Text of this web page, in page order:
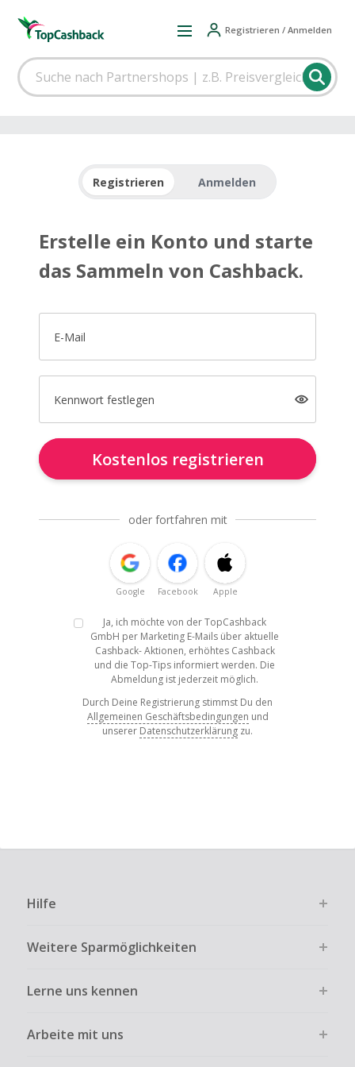
Registrieren / Anmelden
Registrieren Anmelden
Erstelle ein Konto und starte
das Sammeln von Cashback.
E-Mail
Kennwort festlegen
Kostenlos registrieren
oder fortfahren mit
Google Facebook Apple
Ja, ich möchte von der TopCashback
GmbH per Marketing E-Mails über aktuelle
Cashback- Aktionen, erhöhtes Cashback
und die Top-Tips informiert werden. Die
Abmeldung ist jederzeit möglich.
Durch Deine Registrierung stimmst Du den
Allgemeinen Geschäftsbedingungen und
unserer Datenschutzerklärung zu.
Hilfe
Weitere Sparmöglichkeiten
Lerne uns kennen
Arbeite mit uns